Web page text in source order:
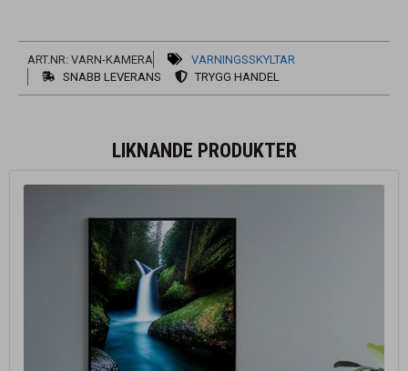
ART.NR: VARN-KAMERA
VARNINGSSKYLTAR
SNABB LEVERANS
TRYGG HANDEL
LIKNANDE PRODUKTER